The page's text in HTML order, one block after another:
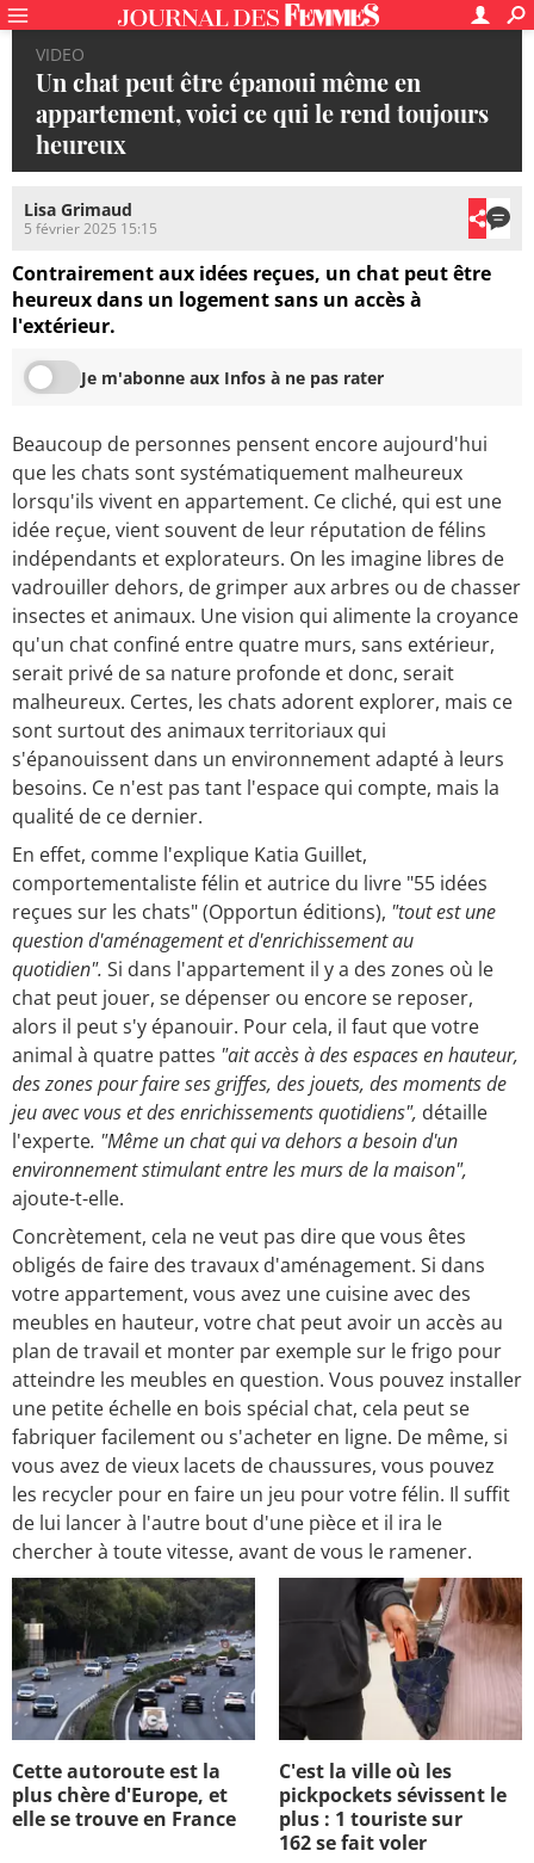
VIDEO
Un chat peut être épanoui même en
appartement, voici ce qui le rend toujours
heureux
Lisa Grimaud
5 février 2025 15:15
Contrairement aux idées reçues, un chat peut être
heureux dans un logement sans un accès à
l'extérieur.
Je m'abonne aux Infos à ne pas rater
Beaucoup de personnes pensent encore aujourd'hui
que les chats sont systématiquement malheureux
lorsqu'ils vivent en appartement. Ce cliché, qui est une
idée reçue, vient souvent de leur réputation de félins
indépendants et explorateurs. On les imagine libres de
vadrouiller dehors, de grimper aux arbres ou de chasser
insectes et animaux. Une vision qui alimente la croyance
qu'un chat confiné entre quatre murs, sans extérieur,
serait privé de sa nature profonde et donc, serait
malheureux. Certes, les chats adorent explorer, mais ce
sont surtout des animaux territoriaux qui
s'épanouissent dans un environnement adapté à leurs
besoins. Ce n'est pas tant l'espace qui compte, mais la
qualité de ce dernier.
En effet, comme l'explique Katia Guillet,
comportementaliste félin et autrice du livre "55 idées
reçues sur les chats" (Opportun éditions), "tout est une
question d'aménagement et d'enrichissement au
quotidien". Si dans l'appartement il y a des zones où le
chat peut jouer, se dépenser ou encore se reposer,
alors il peut s'y épanouir. Pour cela, il faut que votre
animal à quatre pattes "ait accès à des espaces en hauteur,
des zones pour faire ses griffes, des jouets, des moments de
jeu avec vous et des enrichissements quotidiens", détaille
l'experte. "Même un chat qui va dehors a besoin d'un
environnement stimulant entre les murs de la maison",
ajoute-t-elle.
Concrètement, cela ne veut pas dire que vous êtes
obligés de faire des travaux d'aménagement. Si dans
votre appartement, vous avez une cuisine avec des
meubles en hauteur, votre chat peut avoir un accès au
plan de travail et monter par exemple sur le frigo pour
atteindre les meubles en question. Vous pouvez installer
une petite échelle en bois spécial chat, cela peut se
fabriquer facilement ou s'acheter en ligne. De même, si
vous avez de vieux lacets de chaussures, vous pouvez
les recycler pour en faire un jeu pour votre félin. Il suffit
de lui lancer à l'autre bout d'une pièce et il ira le
chercher à toute vitesse, avant de vous le ramener.
Cette autoroute est la
plus chère d'Europe, et
elle se trouve en France
C'est la ville où les
pickpockets sévissent le
plus : 1 touriste sur
162 se fait voler